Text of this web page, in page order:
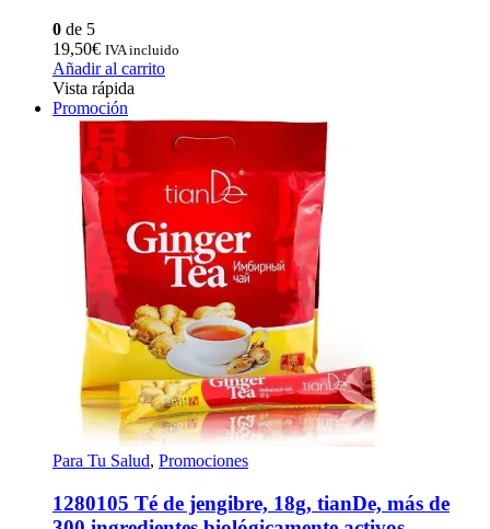
0 de 5
19,50€ IVA incluido
Añadir al carrito
Vista rápida
Promoción
Para Tu Salud, Promociones
1280105 Té de jengibre, 18g, tianDe, más de